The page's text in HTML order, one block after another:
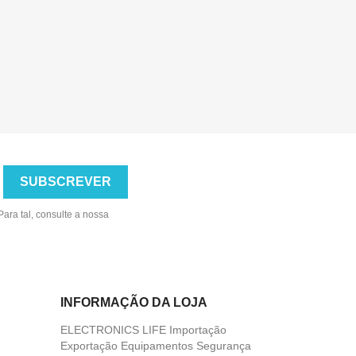
tal, consulte a nossa
INFORMAÇÃO DA LOJA
ELECTRONICS LIFE Importação
Exportação Equipamentos Segurança